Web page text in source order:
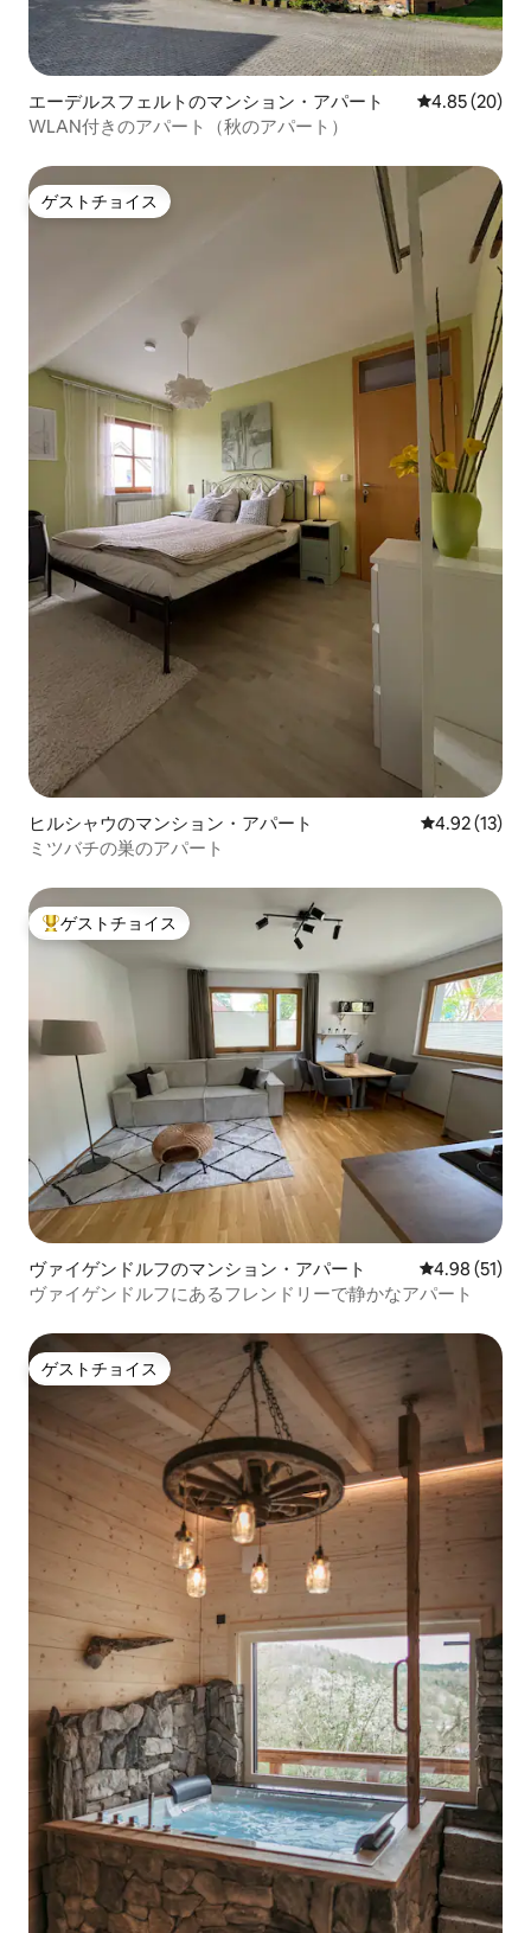
エーデルスフェルトのマンション・アパート レビュー20
4.85 (20)
WLAN付きのアパート（秋のアパート）
ゲストチョイス
ゲストチョイス
ヒルシャウのマンション・アパート レビュー13
4.92 (13)
ミツバチの巣のアパート
大好評のゲストチョイスです。
ゲストチョイス
ヴァイゲンドルフのマンション・アパート レビュー51
4.98 (51)
ヴァイゲンドルフにあるフレンドリーで静かなアパート
ゲストチョイス
ゲストチョイス